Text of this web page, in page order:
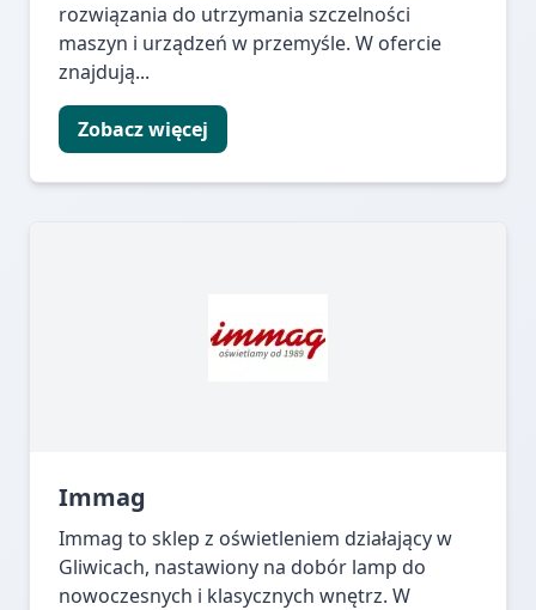
rozwiązania do utrzymania szczelności
maszyn i urządzeń w przemyśle. W ofercie
znajdują...
Zobacz więcej
Immag
Immag to sklep z oświetleniem działający w
Gliwicach, nastawiony na dobór lamp do
nowoczesnych i klasycznych wnętrz. W